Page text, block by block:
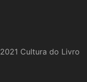
Cultura do Livro